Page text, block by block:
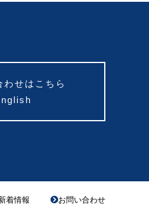
せはこちら
着情報 お問い合わせ